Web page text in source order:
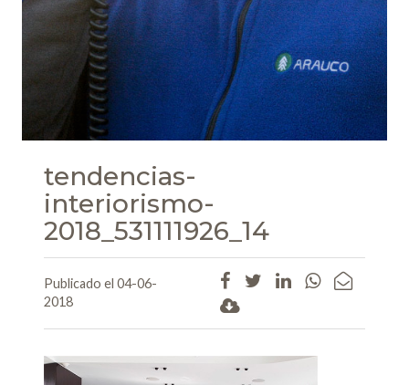
tendencias-
interiorismo-
2018_531111926_14
Publicado el 04-06-
2018